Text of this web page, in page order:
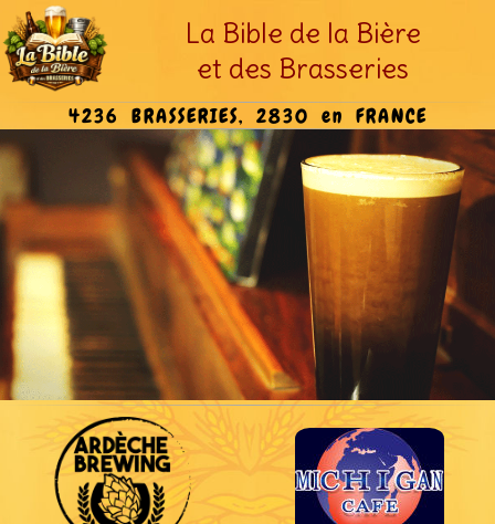
La Bible de la Bière
et des Brasseries
4236 BRASSERIES, 2830 en FRANCE